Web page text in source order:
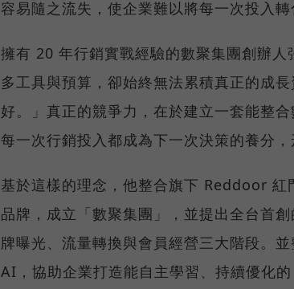
容易隨之流失，使企業難以將每一次投入轉
擁有 20 年行銷實戰經驗的數聚集團創辦
多工具與預算，卻始終無法累積真正的成
好。」真正的競爭力，在於建立一套能整
每一次行銷投入都成為下一次決策的養分
基於這樣的理念，他整合旗下 Reddoor
品牌，成立「數聚集團」，並提出全台首
牌曝光、流量轉換與會員經營三大階段。
AI，協助企業打造能自主學習、持續優化